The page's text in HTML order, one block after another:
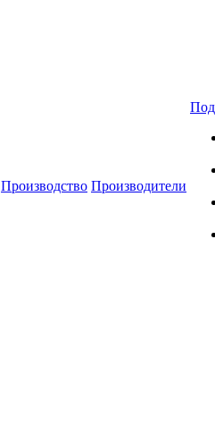
Производство Производители